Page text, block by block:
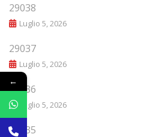
29038
Luglio 5, 2026
29037
Luglio 5, 2026
29036
Luglio 5, 2026
29035
←